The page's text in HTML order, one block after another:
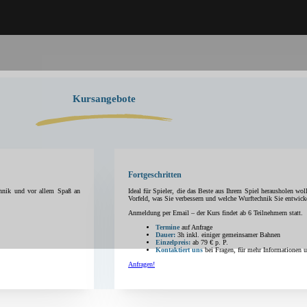
Kursangebote
und vor allem Spaß an
Fortgeschritten
Ideal für Spieler, die das Beste aus Ihrem Spiel herausholen
Vorfeld, was Sie verbessern und welche Wurftechnik Sie
Anmeldung per Email – der Kurs findet ab 6 Teilnehmern statt.
Termine auf Anfrage
Dauer: 3h inkl. einiger gemeinsamer Bahnen
Einzelpreis: ab 79 € p. P.
Kontaktiert unsbei Fragen, für mehr Informationen
Anfragen!